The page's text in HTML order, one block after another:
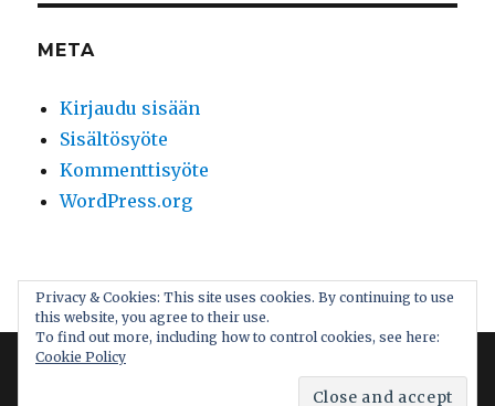
META
Kirjaudu sisään
Sisältösyöte
Kommenttisyöte
WordPress.org
Maistelun maailma Palvelun tarjoaa WordPress
Privacy & Cookies: This site uses cookies. By continuing to use
this website, you agree to their use.
To find out more, including how to control cookies, see here:
Cookie Policy